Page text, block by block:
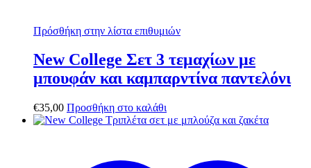
Πρόσθήκη στην λίστα επιθυμιών
New College Σετ 3 τεμαχίων με
μπουφάν και καμπαρντίνα παντελόνι
€35,00 Προσθήκη στο καλάθι